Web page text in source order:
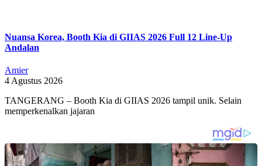
Nuansa Korea, Booth Kia di GIIAS 2026 Full 12 Line-Up
Andalan
Amier
4 Agustus 2026
TANGERANG – Booth Kia di GIIAS 2026 tampil unik. Selain
memperkenalkan jajaran